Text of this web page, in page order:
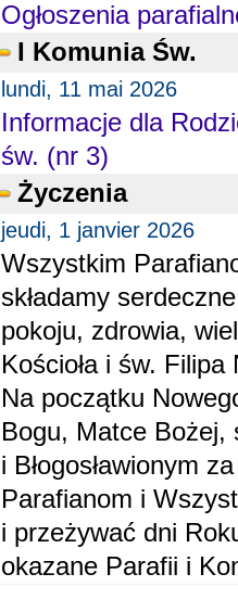
Ogłoszenia
I Komunia Św.
lundi, 11 mai 2026
Informacje dla
św. (nr 3)
Życzenia
jeudi, 1 janvier 2026
Wszystkim
składamy
pokoju, zdrowia,
Kościoła i św. Filipa
Na początku
Bogu, Matce Bożej,
i Błogosławionym
Parafianom i
i przeżywać dni
okazane Parafii i